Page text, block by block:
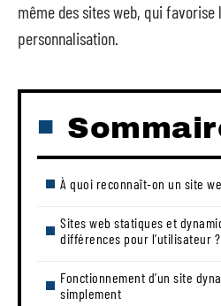
même des sites web, qui
personnalisation.
À quoi reconnaît-on un site
Sites web statiques et
différences pour l’utilisateur ?
Fonctionnement d’un site
simplement